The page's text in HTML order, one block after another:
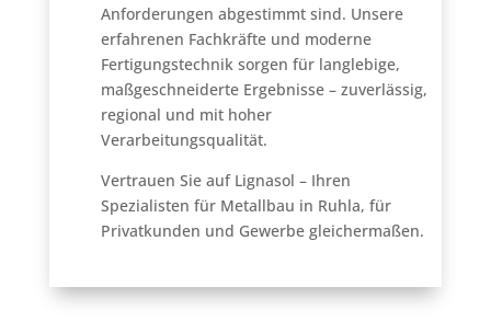
Anforderungen abgestimmt sind. Unsere
erfahrenen Fachkräfte und moderne
Fertigungstechnik sorgen für langlebige,
maßgeschneiderte Ergebnisse – zuverlässig,
regional und mit hoher
Verarbeitungsqualität.
Vertrauen Sie auf Lignasol – Ihren
Spezialisten für Metallbau in Ruhla, für
Privatkunden und Gewerbe gleichermaßen.